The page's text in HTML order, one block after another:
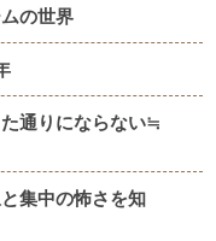
の世界
通りにならない≒
集中の怖さを知